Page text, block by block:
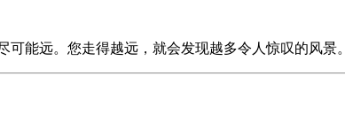
能远。您走得越远，就会发现越多令人惊叹的风景。